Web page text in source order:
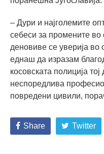
– Дури и најголемите
себеси за промените
деновиве се уверија
еднаш да изразам
косовската полиција
неспоредлива
повредени цивили,
Share Twitter